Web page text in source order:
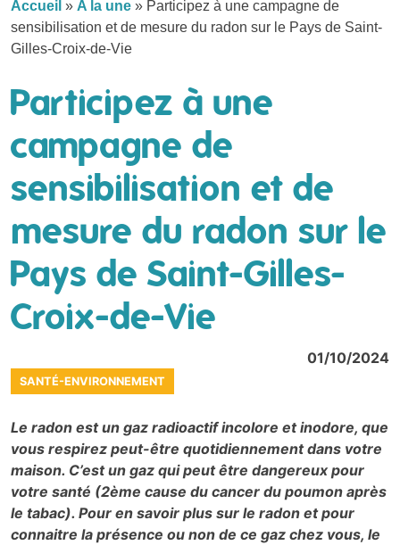
Accueil » A la une » Participez à une campagne de
sensibilisation et de mesure du radon sur le Pays de Saint-
Gilles-Croix-de-Vie
Participez à une
campagne de
sensibilisation et de
mesure du radon sur le
Pays de Saint-Gilles-
Croix-de-Vie
01/10/2024
SANTÉ-ENVIRONNEMENT
Le radon est un gaz radioactif incolore et inodore, que
vous respirez peut-être quotidiennement dans votre
maison. C’est un gaz qui peut être dangereux pour
votre santé (2ème cause du cancer du poumon après
le tabac). Pour en savoir plus sur le radon et pour
connaitre la présence ou non de ce gaz chez vous, le